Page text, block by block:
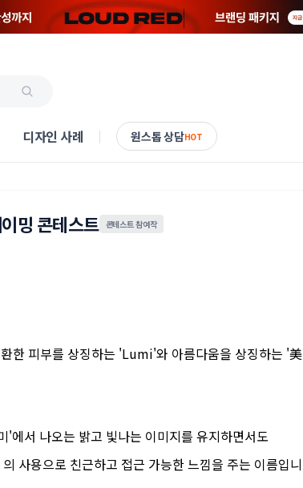
디자인 사례 원스톱 상담HOT
밍 콘테스트 콘테스트 참여작
한 피부를 상징하는 'Lumi'와 아름다움을 상징하는 '
'에서 나오는 밝고 빛나는 이미지를 유지하면서도
사용으로 친근하고 접근 가능한 느낌을 주는 이름입